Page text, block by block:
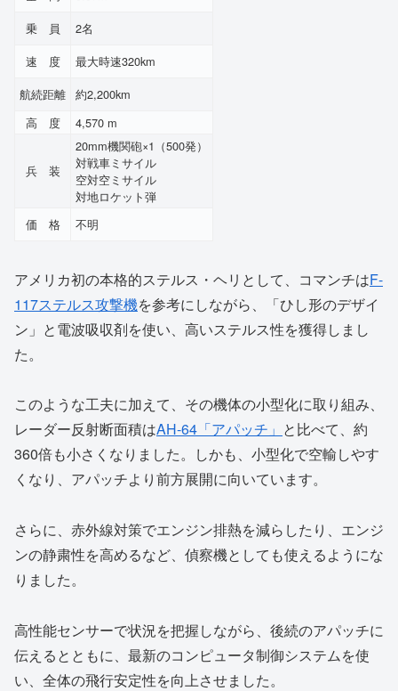
乗 員
2名
速 度
最大時速320km
航続距離 約2,200km
高 度
4,570 m
兵 装
20mm機関砲×1（500発）
対戦車ミサイル
空対空ミサイル
対地ロケット弾
価 格
不明
アメリカ初の本格的ステルス・ヘリとして、コマンチはF-
117ステルス攻撃機を参考にしながら、「ひし形のデザイ
ン」と電波吸収剤を使い、高いステルス性を獲得しまし
た。
このような工夫に加えて、その機体の小型化に取り組み、
レーダー反射断面積はAH-64「アパッチ」 と比べて、約
360倍も小さくなりました。しかも、小型化で空輸しやす
くなり、アパッチより前方展開に向いています。
さらに、赤外線対策でエンジン排熱を減らしたり、エンジ
ンの静粛性を高めるなど、偵察機としても使えるようにな
りました。
高性能センサーで状況を把握しながら、後続のアパッチに
伝えるとともに、最新のコンピュータ制御システムを使
い、全体の飛行安定性を向上させました。